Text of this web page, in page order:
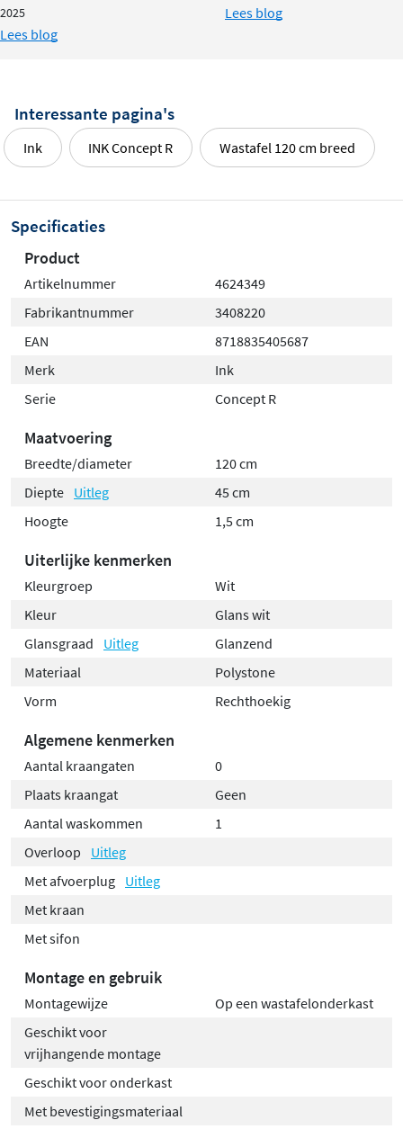
2025
Lees blog
Lees blog
Interessante pagina's
Ink INK Concept R Wastafel 120 cm breed
Specificaties
Product
Artikelnummer
4624349
Fabrikantnummer
3408220
EAN
8718835405687
Merk
Ink
Serie
Concept R
Maatvoering
Breedte/diameter
120 cm
Diepte Uitleg
45 cm
Hoogte
1,5 cm
Uiterlijke kenmerken
Kleurgroep
Wit
Kleur
Glans wit
Glansgraad
Uitleg
Glanzend
Materiaal
Polystone
Vorm
Rechthoekig
Algemene kenmerken
Aantal kraangaten
0
Plaats kraangat
Geen
Aantal waskommen
1
Overloop
Uitleg
Met afvoerplug Uitleg
Met kraan
Met sifon
Montage en gebruik
Montagewijze
Op een wastafelonderkast
Geschikt voor
vrijhangende montage
Geschikt voor onderkast
Met bevestigingsmateriaal